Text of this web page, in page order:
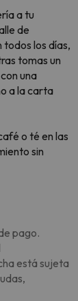
a tu
de
los días,
tomas un
una
a la carta
o té en las
sin
pago.
está sujeta